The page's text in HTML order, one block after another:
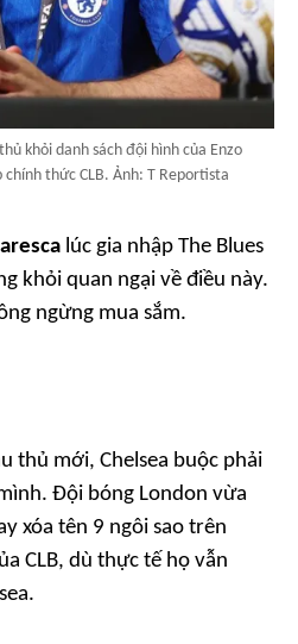
khỏi danh sách đội hình của Enzo
thức CLB. Ảnh: T Reportista
lúc gia nhập The Blues
khỏi quan ngại về điều này.
ngừng mua sắm.
thủ mới, Chelsea buộc phải
Đội bóng London vừa
xóa tên 9 ngôi sao trên
CLB, dù thực tế họ vẫn